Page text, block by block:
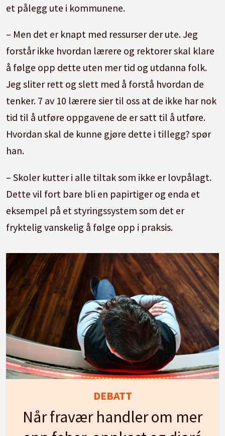
et pålegg ute i kommunene.
– Men det er knapt med ressurser der ute. Jeg
forstår ikke hvordan lærere og rektorer skal klare
å følge opp dette uten mer tid og utdanna folk.
Jeg sliter rett og slett med å forstå hvordan de
tenker. 7 av 10 lærere sier til oss at de ikke har nok
tid til å utføre oppgavene de er satt til å utføre.
Hvordan skal de kunne gjøre dette i tillegg? spør
han.
– Skoler kutter i alle tiltak som ikke er lovpålagt.
Dette vil fort bare bli en papirtiger og enda et
eksempel på et styringssystem som det er
fryktelig vanskelig å følge opp i praksis.
DEBATT
Når fravær handler om mer